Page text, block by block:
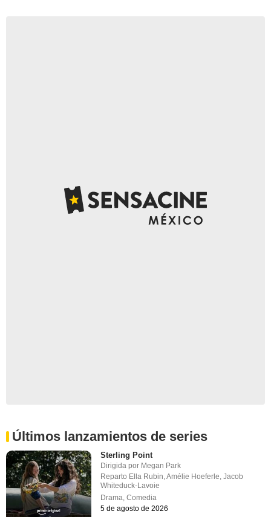
Últimos lanzamientos de series
Sterling Point
Dirigida por Megan Park
Reparto Ella Rubin,Amélie Hoeferle,Jacob
Whiteduck-Lavoie
Drama,Comedia
5 de agosto de 2026